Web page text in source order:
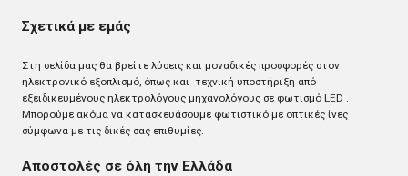
Σχετικά με εμάς
Στη σελίδα μας θα βρείτε λύσεις και μοναδικές προσφορές στον
ηλεκτρονικό εξοπλισμό, όπως και τεχνική υποστήριξη από
εξειδικευμένους ηλεκτρολόγους μηχανολόγους σε φωτισμό LED .
Mπορούμε ακόμα να κατασκευάσουμε φωτιστικό με οπτικές ίνες
σύμφωνα με τις δικές σας επιθυμίες.
Αποστολές σε όλη την Ελλάδα